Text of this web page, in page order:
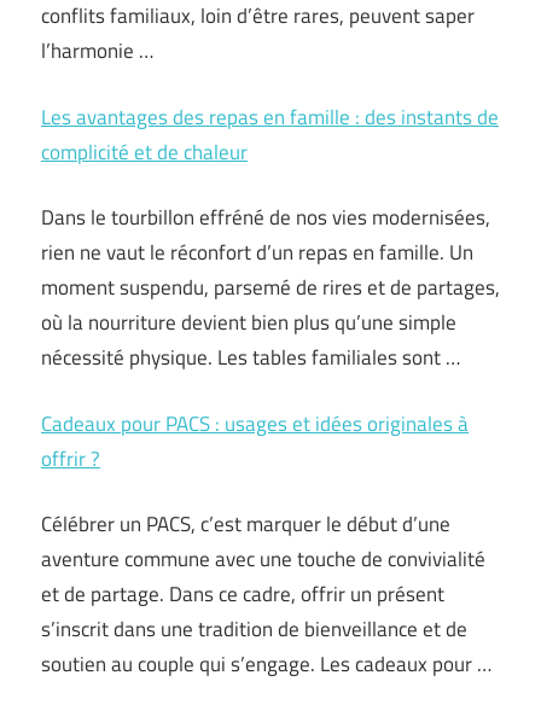
conflits familiaux, loin d’être rares, peuvent saper
l’harmonie …
Les avantages des repas en famille : des instants de
complicité et de chaleur
Dans le tourbillon effréné de nos vies modernisées,
rien ne vaut le réconfort d’un repas en famille. Un
moment suspendu, parsemé de rires et de partages,
où la nourriture devient bien plus qu’une simple
nécessité physique. Les tables familiales sont …
Cadeaux pour PACS : usages et idées originales à
offrir ?
Célébrer un PACS, c’est marquer le début d’une
aventure commune avec une touche de convivialité
et de partage. Dans ce cadre, offrir un présent
s’inscrit dans une tradition de bienveillance et de
soutien au couple qui s’engage. Les cadeaux pour …